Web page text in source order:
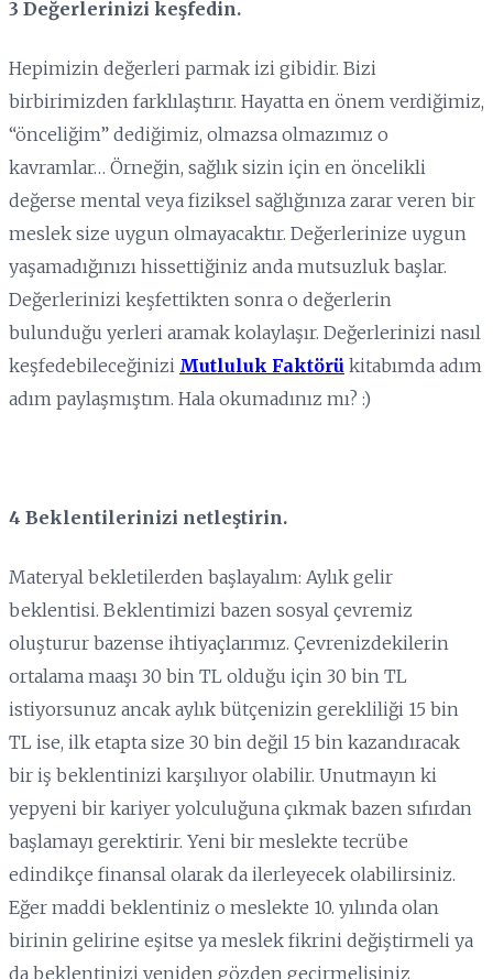
3 Değerlerinizi keşfedin.
Hepimizin değerleri parmak izi gibidir. Bizi
birbirimizden farklılaştırır. Hayatta en önem verdiğimiz,
“önceliğim” dediğimiz, olmazsa olmazımız o
kavramlar… Örneğin, sağlık sizin için en öncelikli
değerse mental veya fiziksel sağlığınıza zarar veren bir
meslek size uygun olmayacaktır. Değerlerinize uygun
yaşamadığınızı hissettiğiniz anda mutsuzluk başlar.
Değerlerinizi keşfettikten sonra o değerlerin
bulunduğu yerleri aramak kolaylaşır. Değerlerinizi nasıl
keşfedebileceğinizi Mutluluk Faktörü kitabımda adım
adım paylaşmıştım. Hala okumadınız mı? :)
4 Beklentilerinizi netleştirin.
Materyal bekletilerden başlayalım: Aylık gelir
beklentisi. Beklentimizi bazen sosyal çevremiz
oluşturur bazense ihtiyaçlarımız. Çevrenizdekilerin
ortalama maaşı 30 bin TL olduğu için 30 bin TL
istiyorsunuz ancak aylık bütçenizin gerekliliği 15 bin
TL ise, ilk etapta size 30 bin değil 15 bin kazandıracak
bir iş beklentinizi karşılıyor olabilir. Unutmayın ki
yepyeni bir kariyer yolculuğuna çıkmak bazen sıfırdan
başlamayı gerektirir. Yeni bir meslekte tecrübe
edindikçe finansal olarak da ilerleyecek olabilirsiniz.
Eğer maddi beklentiniz o meslekte 10. yılında olan
birinin gelirine eşitse ya meslek fikrini değiştirmeli ya
da beklentinizi yeniden gözden geçirmelisiniz